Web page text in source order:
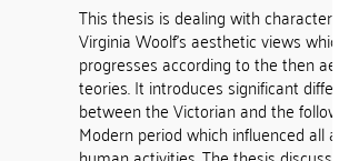
This thesis is dealing with
Virginia Woolf's aesthetic views which
progresses according to the then
teories. It introduces significant
between the Victorian and the
Modern period which influenced all